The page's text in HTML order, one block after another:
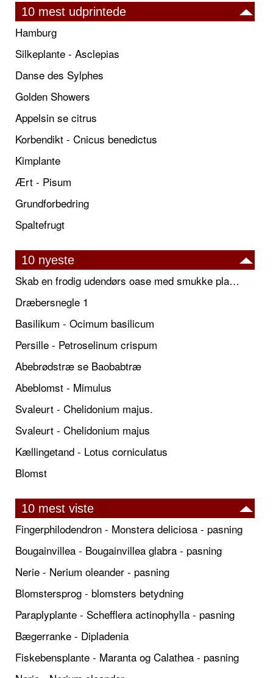
10 mest udprintede
Hamburg
Silkeplante - Asclepias
Danse des Sylphes
Golden Showers
Appelsin se citrus
Korbendikt - Cnicus benedictus
Kimplante
Ært - Pisum
Grundforbedring
Spaltefrugt
10 nyeste
Skab en frodig udendørs oase med smukke plantekrukker og elegante espalier
Dræbersnegle 1
Basilikum - Ocimum basilicum
Persille - Petroselinum crispum
Abebrødstræ se Baobabtræ
Abeblomst - Mimulus
Svaleurt - Chelidonium majus.
Svaleurt - Chelidonium majus
Kællingetand - Lotus corniculatus
Blomst
10 mest viste
Fingerphilodendron - Monstera deliciosa - pasning
Bougainvillea - Bougainvillea glabra - pasning
Nerie - Nerium oleander - pasning
Blomstersprog - blomsters betydning
Paraplyplante - Schefflera actinophylla - pasning
Bægerranke - Dipladenia
Fiskebensplante - Maranta og Calathea - pasning